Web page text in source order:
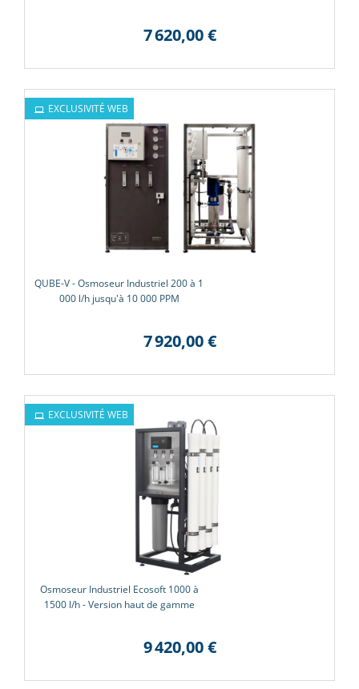
7 620,00 €
QUBE-V - Osmoseur Industriel 200 à 1
000 l/h jusqu'à 10 000 PPM
7 920,00 €
EXCLUSIVITÉ WEB
Osmoseur Industriel Ecosoft 1000 à
1500 l/h - Version haut de gamme
9 420,00 €
EXCLUSIVITÉ WEB